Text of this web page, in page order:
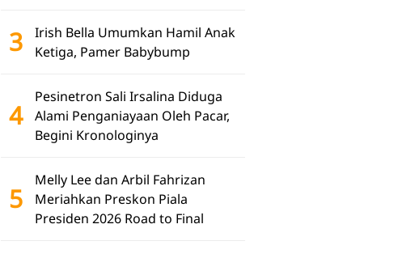
3
Irish Bella Umumkan Hamil Anak
Ketiga, Pamer Babybump
4
Pesinetron Sali Irsalina Diduga
Alami Penganiayaan Oleh Pacar,
Begini Kronologinya
5
Melly Lee dan Arbil Fahrizan
Meriahkan Preskon Piala
Presiden 2026 Road to Final